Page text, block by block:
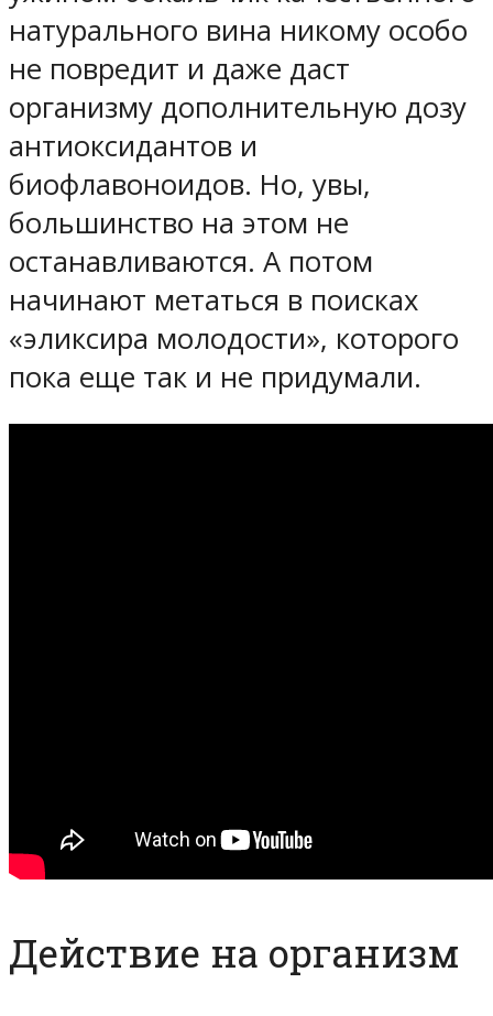
натурального вина никому особо
не повредит и даже даст
организму дополнительную дозу
антиоксидантов и
биофлавоноидов. Но, увы,
большинство на этом не
останавливаются. А потом
начинают метаться в поисках
«эликсира молодости», которого
пока еще так и не придумали.
Действие на организм